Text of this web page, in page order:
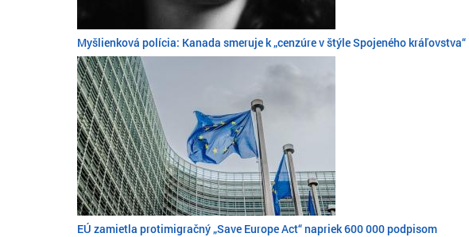
Myšlienková polícia: Kanada smeruje k „cenzúre v štýle Spojeného kráľovstva“
EÚ zamietla protimigračný „Save Europe Act“ napriek 600 000 podpisom